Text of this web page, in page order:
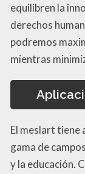
equilibren la
derechos
podremos
mientras
El meslart tiene
gama de
y la educación.